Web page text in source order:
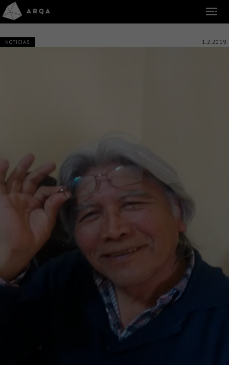
NOTICIAS 1.2.2019